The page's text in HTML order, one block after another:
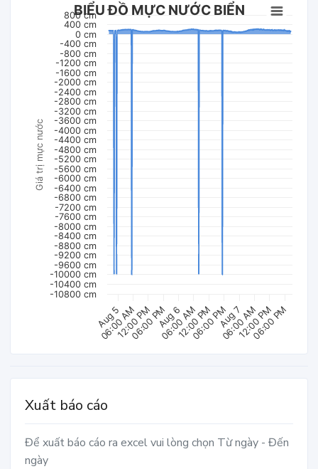
Giá trị mực nước
BIỂU ĐỒ MỰC NƯỚC BIỂN
Aug 5
06:00 AM
12:00 PM
06:00 PMAug 6
06:00 AM
12:00 PM
06:00 PMAug 7
06:00 AM
12:00 PM
06:00 PM
-10800 cm
-10400 cm
-10000 cm
-9600 cm
-9200 cm
-8800 cm
-8400 cm
-8000 cm
-7600 cm
-7200 cm
-6800 cm
-6400 cm
-6000 cm
-5600 cm
-5200 cm
-4800 cm
-4400 cm
-4000 cm
-3600 cm
-3200 cm
-2800 cm
-2400 cm
-2000 cm
-1600 cm
-1200 cm
-800 cm
-400 cm
0 cm
400 cm
800 cm
Xuất báo cáo
Để xuất báo cáo ra excel vui lòng chọn Từ ngày - Đến
ngày